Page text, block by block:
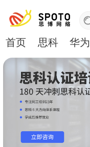
首页 思科 华为